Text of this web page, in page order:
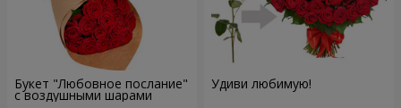
Букет "Любовное послание"
с воздушными шарами
Удиви любимую!